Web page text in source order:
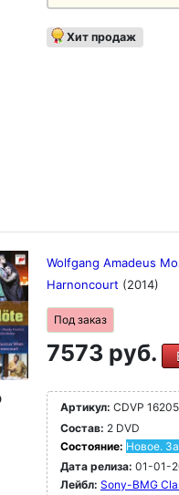
Хит продаж
Wolfgang Amadeus
Harnoncourt (2014)
Под заказ
7573 руб.
Артикул: CDVP
Состав: 2 DVD
Состояние: Новое.
Дата релиза: 01-01-
Лейбл: Sony-BMG